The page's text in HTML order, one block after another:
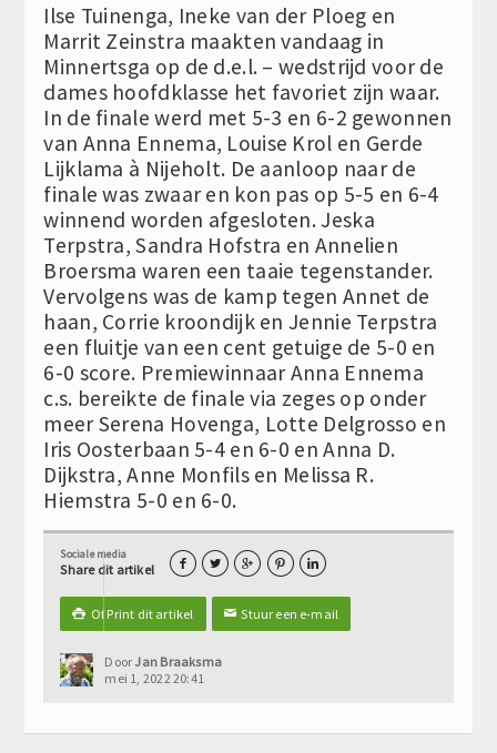
Ilse Tuinenga, Ineke van der Ploeg en
Marrit Zeinstra maakten vandaag in
Minnertsga op de d.e.l. – wedstrijd voor de
dames hoofdklasse het favoriet zijn waar.
In de finale werd met 5-3 en 6-2 gewonnen
van Anna Ennema, Louise Krol en Gerde
Lijklama à Nijeholt. De aanloop naar de
finale was zwaar en kon pas op 5-5 en 6-4
winnend worden afgesloten. Jeska
Terpstra, Sandra Hofstra en Annelien
Broersma waren een taaie tegenstander.
Vervolgens was de kamp tegen Annet de
haan, Corrie kroondijk en Jennie Terpstra
een fluitje van een cent getuige de 5-0 en
6-0 score. Premiewinnaar Anna Ennema
c.s. bereikte de finale via zeges op onder
meer Serena Hovenga, Lotte Delgrosso en
Iris Oosterbaan 5-4 en 6-0 en Anna D.
Dijkstra, Anne Monfils en Melissa R.
Hiemstra 5-0 en 6-0.
Sociale media
Share dit artikel     
 Of Print dit artikel ✉Stuur een e-mail
DoorJan Braaksma
mei 1, 2022 20:41